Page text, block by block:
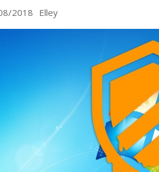
2018 Elley